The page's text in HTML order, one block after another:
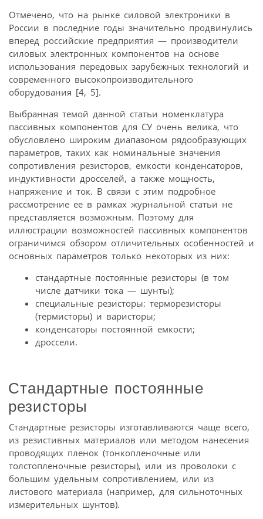
Отмечено, что на рынке силовой электроники в
России в последние годы значительно продвинулись
вперед российские предприятия — производители
силовых электронных компонентов на основе
использования передовых зарубежных технологий и
современного высокопроизводительного
оборудования [4, 5].
Выбранная темой данной статьи номенклатура
пассивных компонентов для СУ очень велика, что
обусловлено широким диапазоном рядообразующих
параметров, таких как номинальные значения
сопротивления резисторов, емкости конденсаторов,
индуктивности дросселей, а также мощность,
напряжение и ток. В связи с этим подробное
рассмотрение ее в рамках журнальной статьи не
представляется возможным. Поэтому для
иллюстрации возможностей пассивных компонентов
ограничимся обзором отличительных особенностей и
основных параметров только некоторых из них:
стандартные постоянные резисторы (в том
числе датчики тока — шунты);
специальные резисторы: терморезисторы
(термисторы) и варисторы;
конденсаторы постоянной емкости;
дроссели.
Стандартные постоянные
резисторы
Стандартные резисторы изготавливаются чаще всего,
из резистивных материалов или методом нанесения
проводящих пленок (тонкопленочные или
толстопленочные резисторы), или из проволоки с
большим удельным сопротивлением, или из
листового материала (например, для сильноточных
измерительных шунтов).